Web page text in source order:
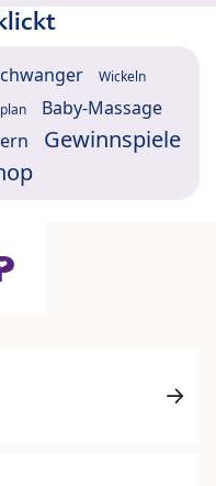
Wickeln
Baby-Massage
Gewinnspiele